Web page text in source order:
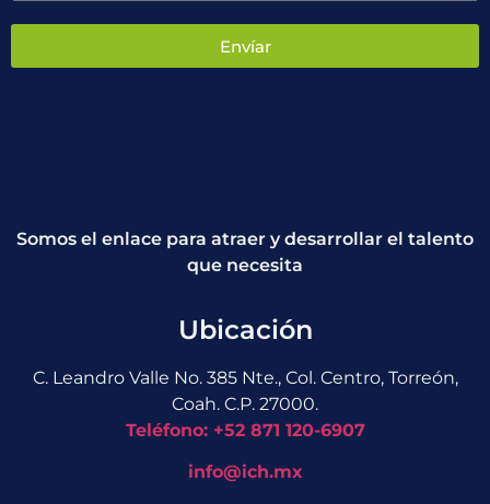
Envíar
Somos el enlace para atraer y desarrollar el talento
que necesita
Ubicación
C. Leandro Valle No. 385 Nte., Col. Centro, Torreón,
Coah. C.P. 27000.
Teléfono: +52 871 120-6907
info@ich.mx